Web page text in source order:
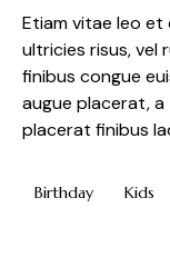
Etiam vitae leo et
ultricies risus, vel
finibus congue
augue placerat,
placerat finibus
Birthday Kids